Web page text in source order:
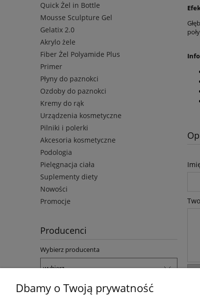
Quick Żel in Bottle
Mousse Sculpture Gel
Gelatix 2.0
Akrylo żele
Fiber Żel Polyamide Plus
Primer
Płyny do paznokci
Ozdoby do paznokci
Kremy do rąk
Urządzenia kosmetyczne
Pilniki i polerki
Akcesoria kosmetyczne
Podologia
Pielęgnacja ciała
Suplementy diety
Nowości
Promocje
Producenci
Wybierz producenta
Dbamy o Twoją prywatność